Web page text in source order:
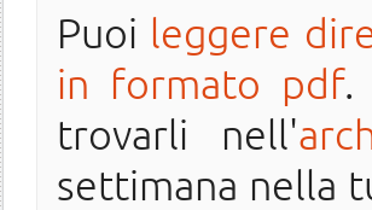
Puoi leggere
in formato pdf.
trovarli nell'
settimana nella